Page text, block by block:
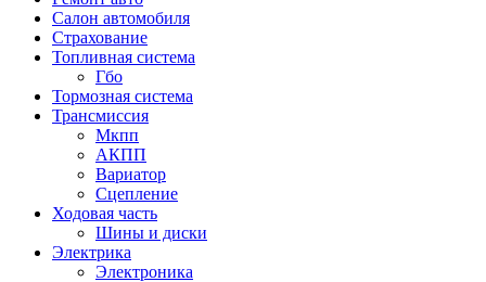
Салон автомобиля
Страхование
Топливная система
Гбо
Тормозная система
Трансмиссия
Мкпп
АКПП
Вариатор
Сцепление
Ходовая часть
Шины и диски
Электрика
Электроника